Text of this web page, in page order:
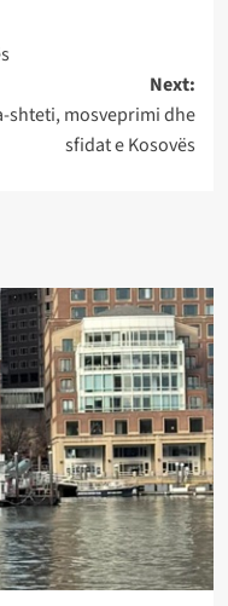
Next:
shteti, mosveprimi dhe
sfidat e Kosovës